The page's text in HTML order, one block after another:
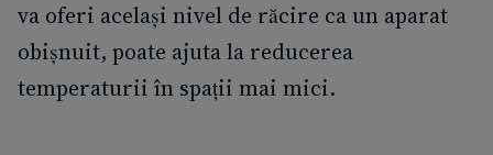
va oferi același nivel de răcire ca un aparat
obișnuit, poate ajuta la reducerea
temperaturii în spații mai mici.